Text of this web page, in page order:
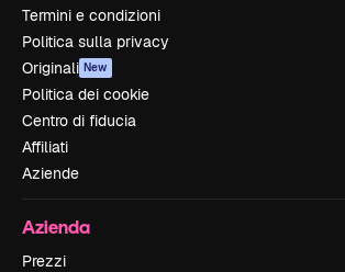
Termini e condizioni
Politica sulla privacy
Originali New
Politica dei cookie
Centro di fiducia
Affiliati
Aziende
Azienda
Prezzi